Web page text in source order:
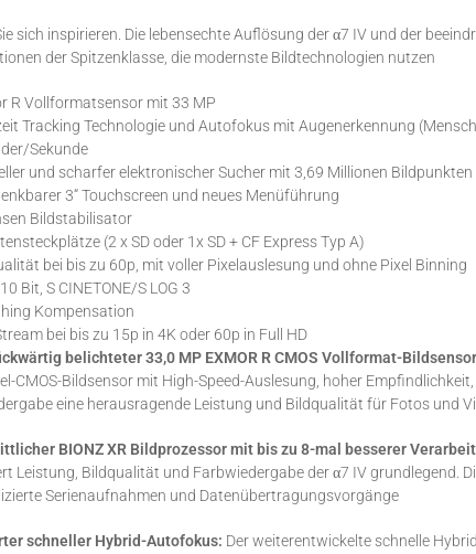
sich inspirieren. Die lebensechte Auflösung der α7 IV und der
der Spitzenklasse, die modernste Bildtechnologien nutzen
R Vollformatsensor mit 33 MP
Tracking Technologie und Autofokus mit Augenerkennung
Sekunde
und scharfer elektronischer Sucher mit 3,69 Millionen Bildpunkten
3“ Touchscreen und neues Menüführung
Bildstabilisator
(2 x SD oder 1x SD + CF Express Typ A)
bei bis zu 60p, mit voller Pixelauslesung und ohne Pixel Binning
Bit, S CINETONE/S LOG 3
Kompensation
bei bis zu 15p in 4K oder 60p in Full HD
belichteter 33,0 MP EXMOR R CMOS Vollformat-
CMOS-Bildsensor mit High-Speed-Auslesung, hoher
eine herausragende Leistung und Bildqualität für Fotos und
BIONZ XR Bildprozessor mit bis zu 8-mal besserer
Leistung, Bildqualität und Farbwiedergabe der α7 IV grundlegend.
Serienaufnahmen und Datenübertragungsvorgänge
schneller Hybrid-Autofokus: Der weiterentwickelte schnelle